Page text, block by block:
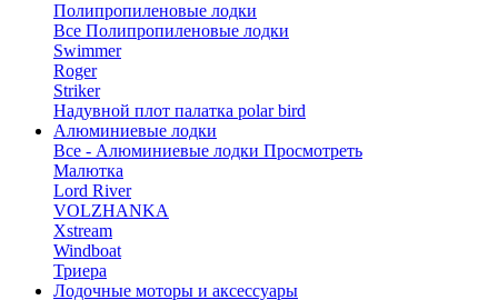
Полипропиленовые лодки
Все Полипропиленовые лодки
Swimmer
Roger
Striker
Надувной плот палатка polar bird
Алюминиевые лодки
Все - Алюминиевые лодки Просмотреть
Малютка
Lord River
VOLZHANKA
Xstream
Windboat
Триера
Лодочные моторы и аксессуары